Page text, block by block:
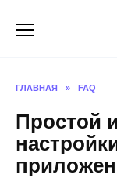
ГЛАВНАЯ » FAQ
Простой